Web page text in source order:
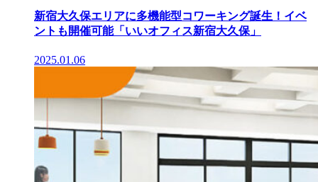
新宿大久保エリアに多機能型コワーキング誕生！イベ
ントも開催可能「いいオフィス新宿大久保」
2025.01.06